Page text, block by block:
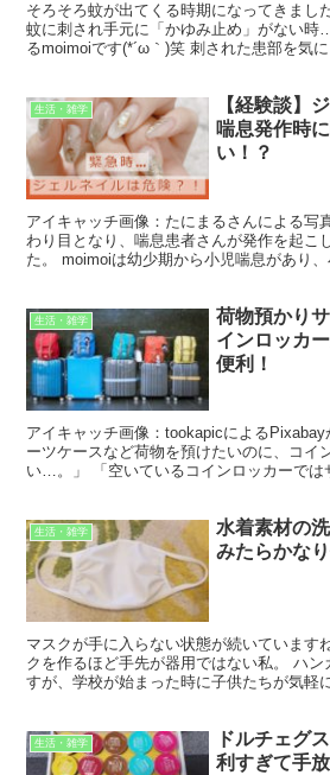
そろそろ蚊が出てくる時期になってきまし
蚊に刺され手元に「かゆみ止め」がない時
るmoimoiです(*´ω｀)笑 刺された患部を気
生活・雑学
【経験談】
喘息発作時
い！？
アイキャッチ画像：たにまるさんによる写
わり目となり、喘息患者さんが発作を起こ
た。 moimoiは幼少期から小児喘息があり
生活・雑学
荷物預かり
インロッカ
便利！
アイキャッチ画像：tookapicによる
ーツケースなど荷物を預けたいのに、コイ
い…。」 「空いているコインロッカーでは
生活・雑学
水着素材の
みたらかな
マスクが手に入らない状態が続いていま
クを作るほど手先が器用ではない私。 ハン
すが、学校が始まった時に子供たちが気軽
生活・雑学
ドルチェグ
利すぎて手